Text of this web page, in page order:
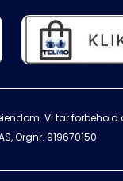
Vi tar forbehold
Orgnr. 919670150